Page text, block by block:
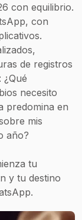
con equilibrio.
con
de registros
necesito
predomina en
mis
año?
tu
y tu destino